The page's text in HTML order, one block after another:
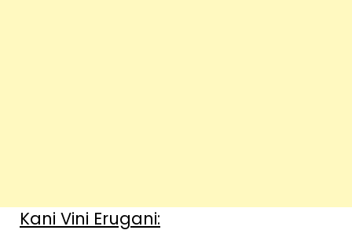
Kani Vini Erugani: